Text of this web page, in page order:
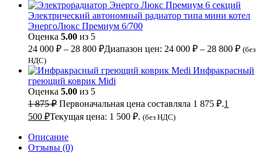
Электрический автономный радиатор типа мини котел
ЭнергоЛюкс Премиум 6/700
Оценка 5.00 из 5
24 000 ₽ – 28 800 ₽Диапазон цен: 24 000 ₽ – 28 800 ₽ (без
НДС)
Инфракрасный
греющий коврик Midi
Оценка 5.00 из 5
1 875₽ Первоначальная цена составляла 1 875 ₽.1
500 ₽Текущая цена: 1 500 ₽. (без НДС)
Описание
Отзывы (0)